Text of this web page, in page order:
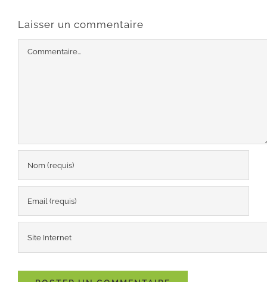
Laisser un commentaire
Commentaire